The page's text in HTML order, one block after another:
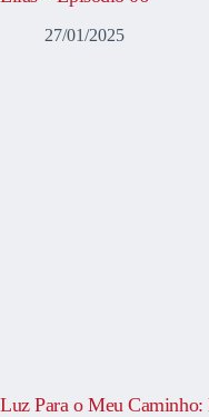
27/01/2025
Luz Para o Meu Caminho: